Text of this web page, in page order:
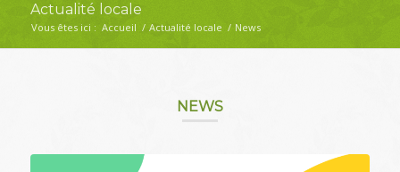
Actualité locale
Vous êtes ici : Accueil / Actualité locale / News
NEWS